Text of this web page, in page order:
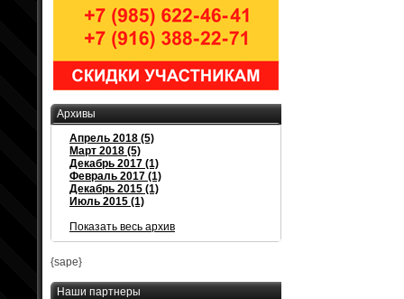
Архивы
Апрель 2018 (5)
Март 2018 (5)
Декабрь 2017 (1)
Февраль 2017 (1)
Декабрь 2015 (1)
Июль 2015 (1)
Показать весь архив
{sape}
Наши партнеры